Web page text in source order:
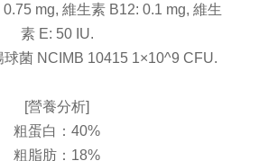
0.75 mg, 維生素 B12: 0.1 mg, 維生
素 E: 50 IU.
球菌 NCIMB 10415 1×10^9 CFU.
[營養分析]
粗蛋白：40%
粗脂肪：18%